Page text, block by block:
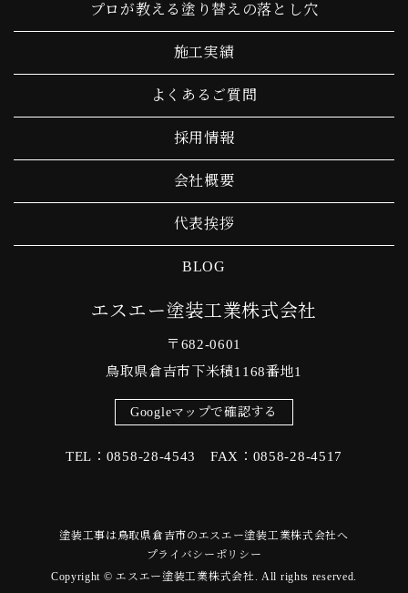
プロが教える塗り替えの落とし穴
施工実績
よくあるご質問
採用情報
会社概要
代表挨拶
BLOG
エスエー塗装工業株式会社
〒682-0601
鳥取県倉吉市下米積1168番地1
Googleマップで確認する
TEL：0858-28-4543 FAX：0858-28-4517
塗装工事は鳥取県倉吉市のエスエー塗装工業株式会社へ
プライバシーポリシー
Copyright © エスエー塗装工業株式会社. All rights reserved.